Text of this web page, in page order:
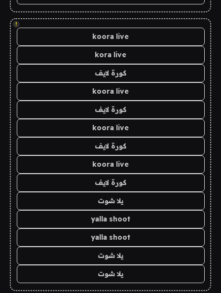
!
koora live
kora live
كورة لايف
koora live
كورة لايف
koora live
كورة لايف
koora live
كورة لايف
يلا شوت
yalla shoot
yalla shoot
يلا شوت
يلا شوت